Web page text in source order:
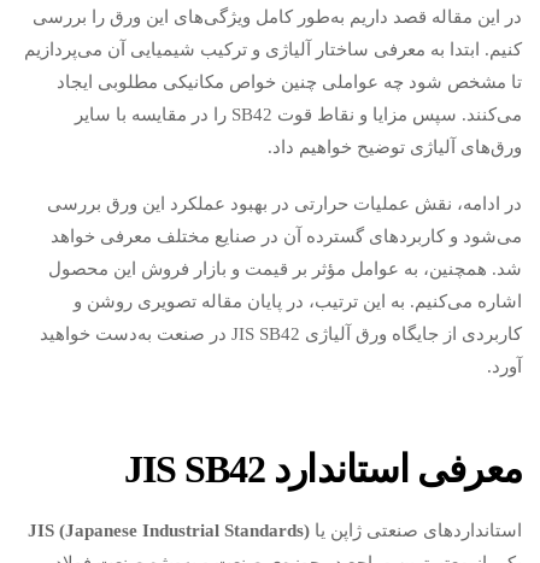
در این مقاله قصد داریم به‌طور کامل ویژگی‌های این ورق را بررسی
کنیم. ابتدا به معرفی ساختار آلیاژی و ترکیب شیمیایی آن می‌پردازیم
تا مشخص شود چه عواملی چنین خواص مکانیکی مطلوبی ایجاد
می‌کنند. سپس مزایا و نقاط قوت SB42 را در مقایسه با سایر
ورق‌های آلیاژی توضیح خواهیم داد.
در ادامه، نقش عملیات حرارتی در بهبود عملکرد این ورق بررسی
می‌شود و کاربردهای گسترده آن در صنایع مختلف معرفی خواهد
شد. همچنین، به عوامل مؤثر بر قیمت و بازار فروش این محصول
اشاره می‌کنیم. به این ترتیب، در پایان مقاله تصویری روشن و
کاربردی از جایگاه ورق آلیاژی JIS SB42 در صنعت به‌دست خواهید
آورد.
معرفی استاندارد
استانداردهای صنعتی ژاپن یا JIS (Japanese Industrial Standards)